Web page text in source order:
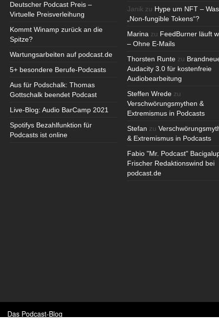
Deutscher Podcast Preis –
Virtuelle Preisverleihung
Kommt Winamp zurück an die
Spitze?
Wartungsarbeiten auf podcast.de
5+ besondere Berufe-Podcasts
Aus für Podschalk: Thomas
Gottschalk beendet Podcast
Live-Blog: Audio BarCamp 2021
Spotifys Bezahlfunktion für
Podcasts ist online
Janik zu Hype um NFT –
„Non-fungible Tokens“?
Marina zu FeedBurner läuft
– Ohne E-Mails
Thorsten Runte zu
Audacity 3.0 für kostenfreie
Audiobearbeitung
Steffen Wrede zu
Verschwörungsmythen &
Extremismus in Podcasts
Stefan zu
& Extremismus in Podcasts
Fabio "Mr. Podcast"
Frischer Redaktionswind bei
podcast.de
Das Podcast-Blog